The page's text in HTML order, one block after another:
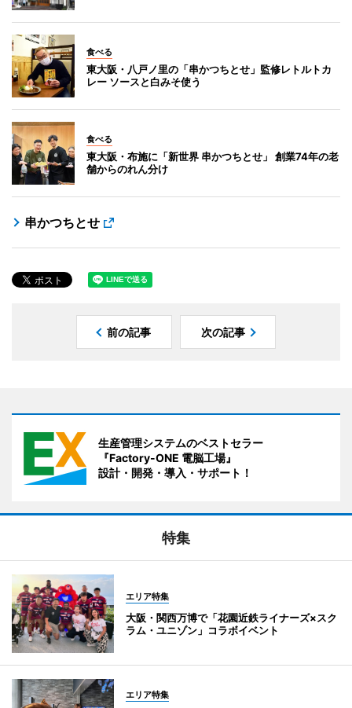
食べる
東大阪・八戸ノ里の「串かつちとせ」監修レトルトカ
レー ソースと白みそ使う
食べる
東大阪・布施に「新世界 串かつちとせ」 創業74年の老
舗からのれん分け
串かつちとせ
前の記事 次の記事
生産管理システムのベストセラー
『Factory-ONE 電脳工場』
設計・開発・導入・サポート！
特集
エリア特集
大阪・関西万博で「花園近鉄ライナーズ×スク
ラム・ユニゾン」コラボイベント
エリア特集